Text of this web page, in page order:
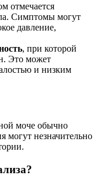
отмечается
Симптомы могут
давление,
, при которой
Это может
и низким
моче обычно
могут незначительно